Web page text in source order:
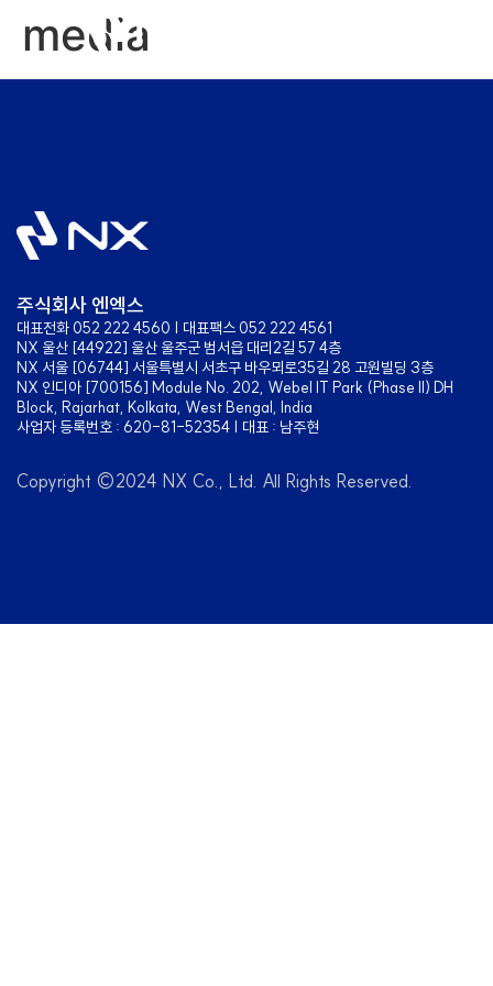
media
주식회사 엔엑스
대표전화 052 222 4560 | 대표팩스 052 222 4561
NX 울산 [44922] 울산 울주군 범서읍 대리2길 57 4층
NX 서울 [06744] 서울특별시 서초구 바우뫼로35길 28 고원빌딩 3층
NX 인디아 [700156] Module No. 202, Webel IT Park (Phase II) DH
Block, Rajarhat, Kolkata, West Bengal, India
사업자 등록번호 : 620-81-52354 | 대표 : 남주현
Copyright ©2024 NX Co., Ltd. All Rights Reserved.